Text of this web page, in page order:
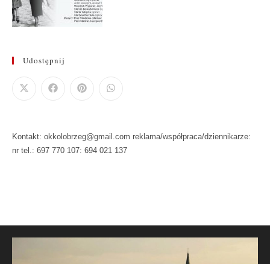
Udostępnij
Kontakt: okkolobrzeg@gmail.com reklama/współpraca/dziennikarze:
nr tel.: 697 770 107: 694 021 137